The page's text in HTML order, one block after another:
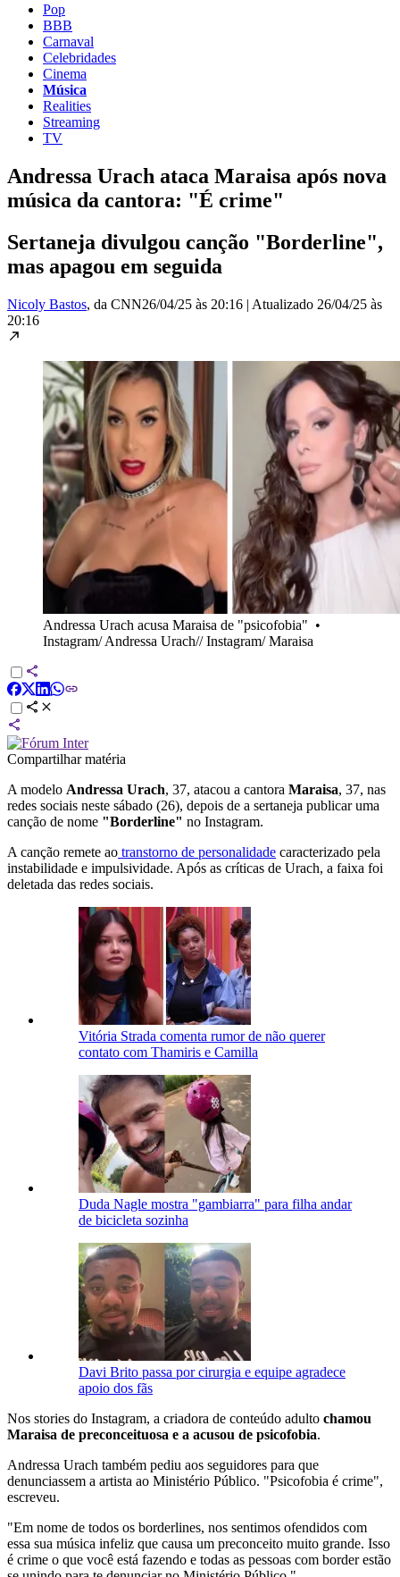
Pop
BBB
Carnaval
Celebridades
Cinema
Música
Realities
Streaming
TV
Andressa Urach ataca Maraisa após nova
música da cantora: "É crime"
Sertaneja divulgou canção "Borderline",
mas apagou em seguida
Nicoly Bastos, da CNN26/04/25 às 20:16 | Atualizado 26/04/25 às
20:16
Andressa Urach acusa Maraisa de "psicofobia" •
Instagram/ Andressa Urach// Instagram/ Maraisa
Compartilhar matéria
A modelo Andressa Urach, 37, atacou a cantora Maraisa, 37, nas
redes sociais neste sábado (26), depois de a sertaneja publicar uma
canção de nome "Borderline" no Instagram.
A canção remete ao transtorno de personalidade caracterizado pela
instabilidade e impulsividade. Após as críticas de Urach, a faixa foi
deletada das redes sociais.
Vitória Strada comenta rumor de não querer
contato com Thamiris e Camilla
Duda Nagle mostra "gambiarra" para filha andar
de bicicleta sozinha
Davi Brito passa por cirurgia e equipe agradece
apoio dos fãs
Nos stories do Instagram, a criadora de conteúdo adulto chamou
Maraisa de preconceituosa e a acusou de psicofobia.
Andressa Urach também pediu aos seguidores para que
denunciassem a artista ao Ministério Público. "Psicofobia é crime",
escreveu.
"Em nome de todos os borderlines, nos sentimos ofendidos com
essa sua música infeliz que causa um preconceito muito grande. Isso
é crime o que você está fazendo e todas as pessoas com border estão